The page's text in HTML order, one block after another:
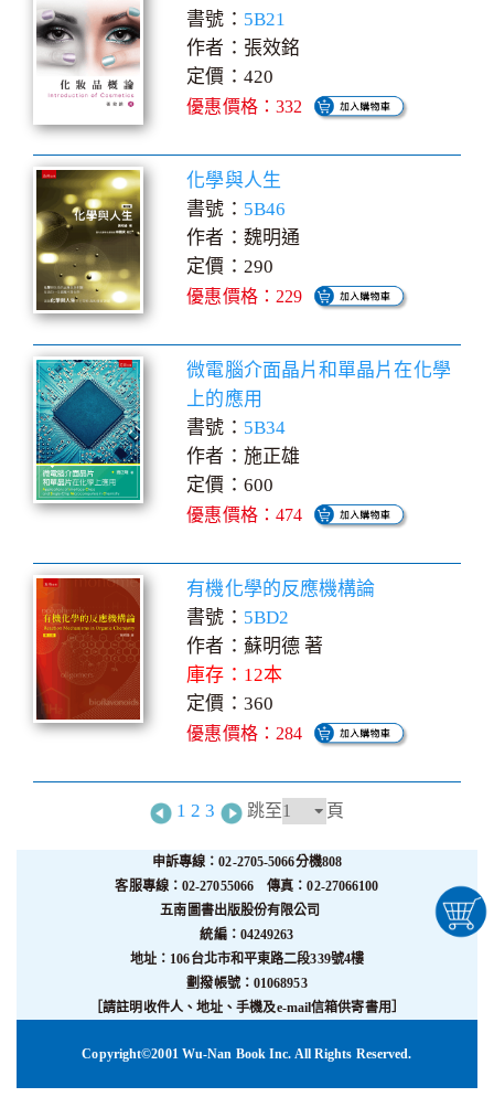
書號： 5B21
作者：張效銘
定價：420
優惠價格：332
化學與人生
書號： 5B46
作者：魏明通
定價：290
優惠價格：229
微電腦介面晶片和單晶片在化學
上的應用
書號： 5B34
作者：施正雄
定價：600
優惠價格：474
有機化學的反應機構論
書號： 5BD2
作者：蘇明德 著
庫存：12本
定價：360
優惠價格：284
1 2 3 跳至 頁
申訴專線：02-2705-5066分機808
客服專線：02-27055066 傳真：02-27066100
五南圖書出版股份有限公司
統編：04249263
地址：106台北市和平東路二段339號4樓
劃撥帳號：01068953
［請註明收件人、地址、手機及e-mail信箱供寄書用］
Copyright©2001 Wu-Nan Book Inc. All Rights Reserved.